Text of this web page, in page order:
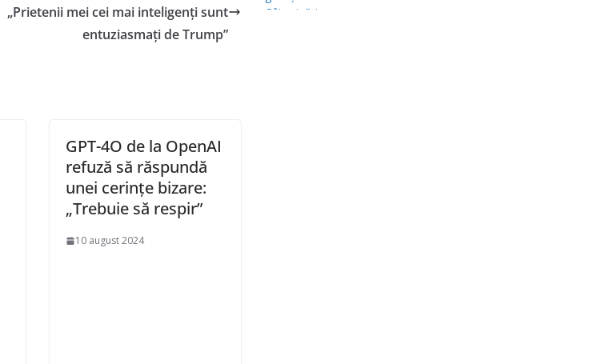
„Prietenii mei cei mai inteligenți sunt
entuziasmați de Trump”
GPT-4O de la OpenAI
refuză să răspundă
unei cerințe bizare:
„Trebuie să respir”
10 august 2024